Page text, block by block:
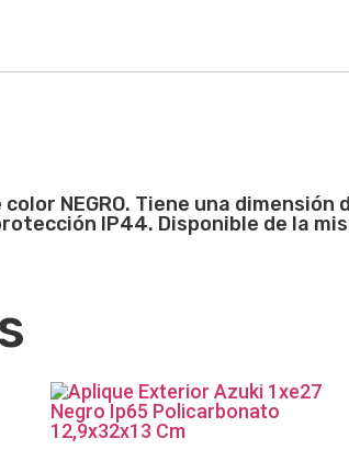
NEGRO. Tiene una dimensión
IP44. Disponible de la